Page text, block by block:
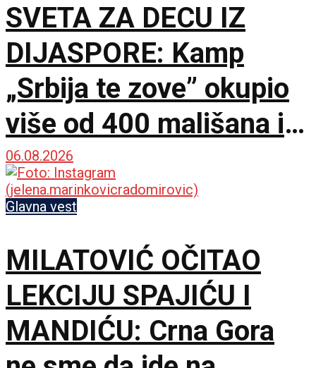
SVETA ZA DECU IZ
DIJASPORE: Kamp
„Srbija te zove” okupio
više od 400 mališana iz
17 zemalja
06.08.2026
Glavna vest
MILATOVIĆ OČITAO
LEKCIJU SPAJIĆU I
MANDIĆU: Crna Gora